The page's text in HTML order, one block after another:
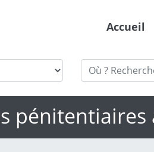
Accueil
pénitentiaires